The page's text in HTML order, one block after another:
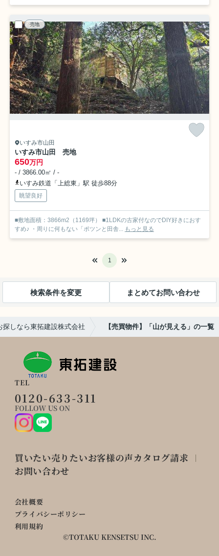
売地
いすみ市山田
いすみ市山田 売地
650万円
- / 3866.00㎡ / -
いすみ鉄道「上総東」駅 徒歩88分
眺望良好
■敷地面積：3866m2（1169坪） ■1LDKの古家付なのでDIY好きにおす
すめ♪ ・周りに何もない「ポツンと田舎... もっと見る
1
検索条件を変更 まとめてお問い合わせ
しなら東拓建設株式会社 【売買物件】「山が見える」の一覧
TEL
0120-633-311
FOLLOW US ON
買いたい売りたいお客様の声カタログ請求
お問い合わせ
会社概要
プライバシーポリシー
利用規約
©TOTAKU KENSETSU INC.